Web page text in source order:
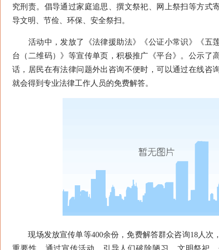
究刑责。倡导通过家庭追思、撰文祭祀、网上祭扫等方式
导文明、节俭、环保、安全祭扫。
活动中，发放了《法律援助法》《公证小常识》《五
台（二维码）》等宣传单页，积极推广《平台》。公示了
话，居民在有法律问题外出咨询不便时，可以通过在线咨
就会得到专业法律工作人员的免费解答。
现场发放宣传单等400余份，免费解答群众咨询18人次
重要性，通过宣传活动，引导人们破除陋习、文明祭祀